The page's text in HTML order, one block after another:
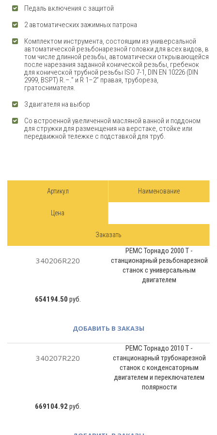
Педаль включения с защитой
2 автоматических зажимных патрона
Комплектом инструмента, состоящим из универсальной
автоматической резьбонарезной головки для всех видов, в
том числе длинной резьбы, автоматически открывающейся
после нарезания заданной конической резьбы, гребенок
для конической трубной резьбы ISO 7-1, DIN EN 10226 (DIN
2999, BSPT) R.–.” и R 1–2” правая, трубореза,
гратоснимателя.
3 двигателя на выбор
Со встроенной увеличенной масляной ванной и поддоном
для стружки для разменщения на верстаке, стойке или
передвижной тележке с подставкой для труб.
Артикул Наименование
Цена
Заказать
340206R220
РЕМС Торнадо 2000 T -
станционарный резьбонарезной
станок с универсальным
двигателем
654194.50 руб.
ДОБАВИТЬ В ЗАКАЗЫ
340207R220
РЕМС Торнадо 2010 T -
станционарный трубонарезной
станок с конденсаторным
двигателем и переключателем
полярности
669104.92 руб.